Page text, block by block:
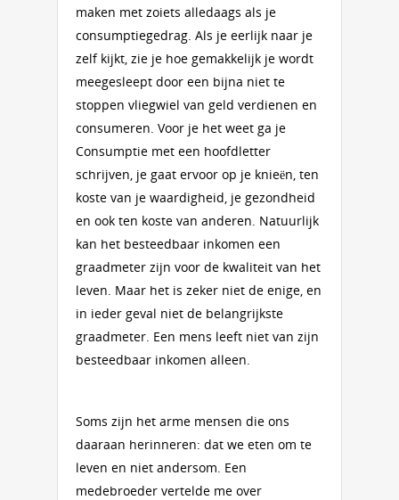
maken met zoiets alledaags als je
consumptiegedrag. Als je eerlijk naar je
zelf kijkt, zie je hoe gemakkelijk je wordt
meegesleept door een bijna niet te
stoppen vliegwiel van geld verdienen en
consumeren. Voor je het weet ga je
Consumptie met een hoofdletter
schrijven, je gaat ervoor op je knieën, ten
koste van je waardigheid, je gezondheid
en ook ten koste van anderen. Natuurlijk
kan het besteedbaar inkomen een
graadmeter zijn voor de kwaliteit van het
leven. Maar het is zeker niet de enige, en
in ieder geval niet de belangrijkste
graadmeter. Een mens leeft niet van zijn
besteedbaar inkomen alleen.
Soms zijn het arme mensen die ons
daaraan herinneren: dat we eten om te
leven en niet andersom. Een
medebroeder vertelde me over